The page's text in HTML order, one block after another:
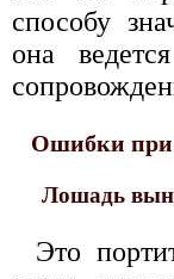
способу
она
Ошибки при
Лошадь
Это